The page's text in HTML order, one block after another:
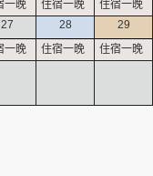
27 28 29